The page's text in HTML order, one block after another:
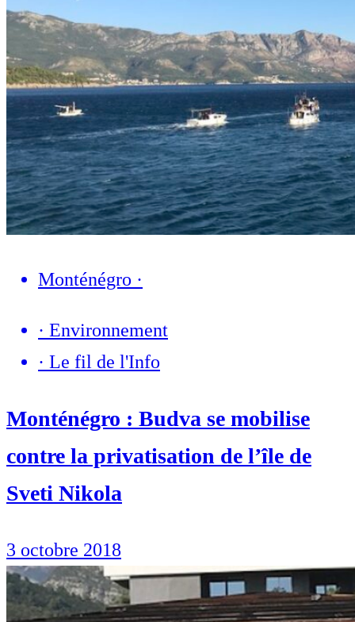
Monténégro ·
· Environnement
· Le fil de l'Info
Monténégro : Budva se mobilise
contre la privatisation de l’île de
Sveti Nikola
3 octobre 2018